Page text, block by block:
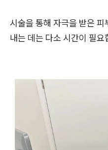
시술을 통해 자극을 받은
내는 데는 다소 시간이 필요